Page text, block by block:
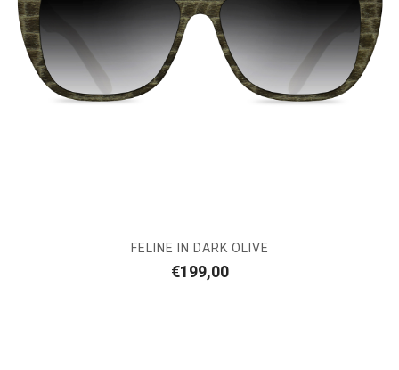
FELINE IN DARK OLIVE
€199,00